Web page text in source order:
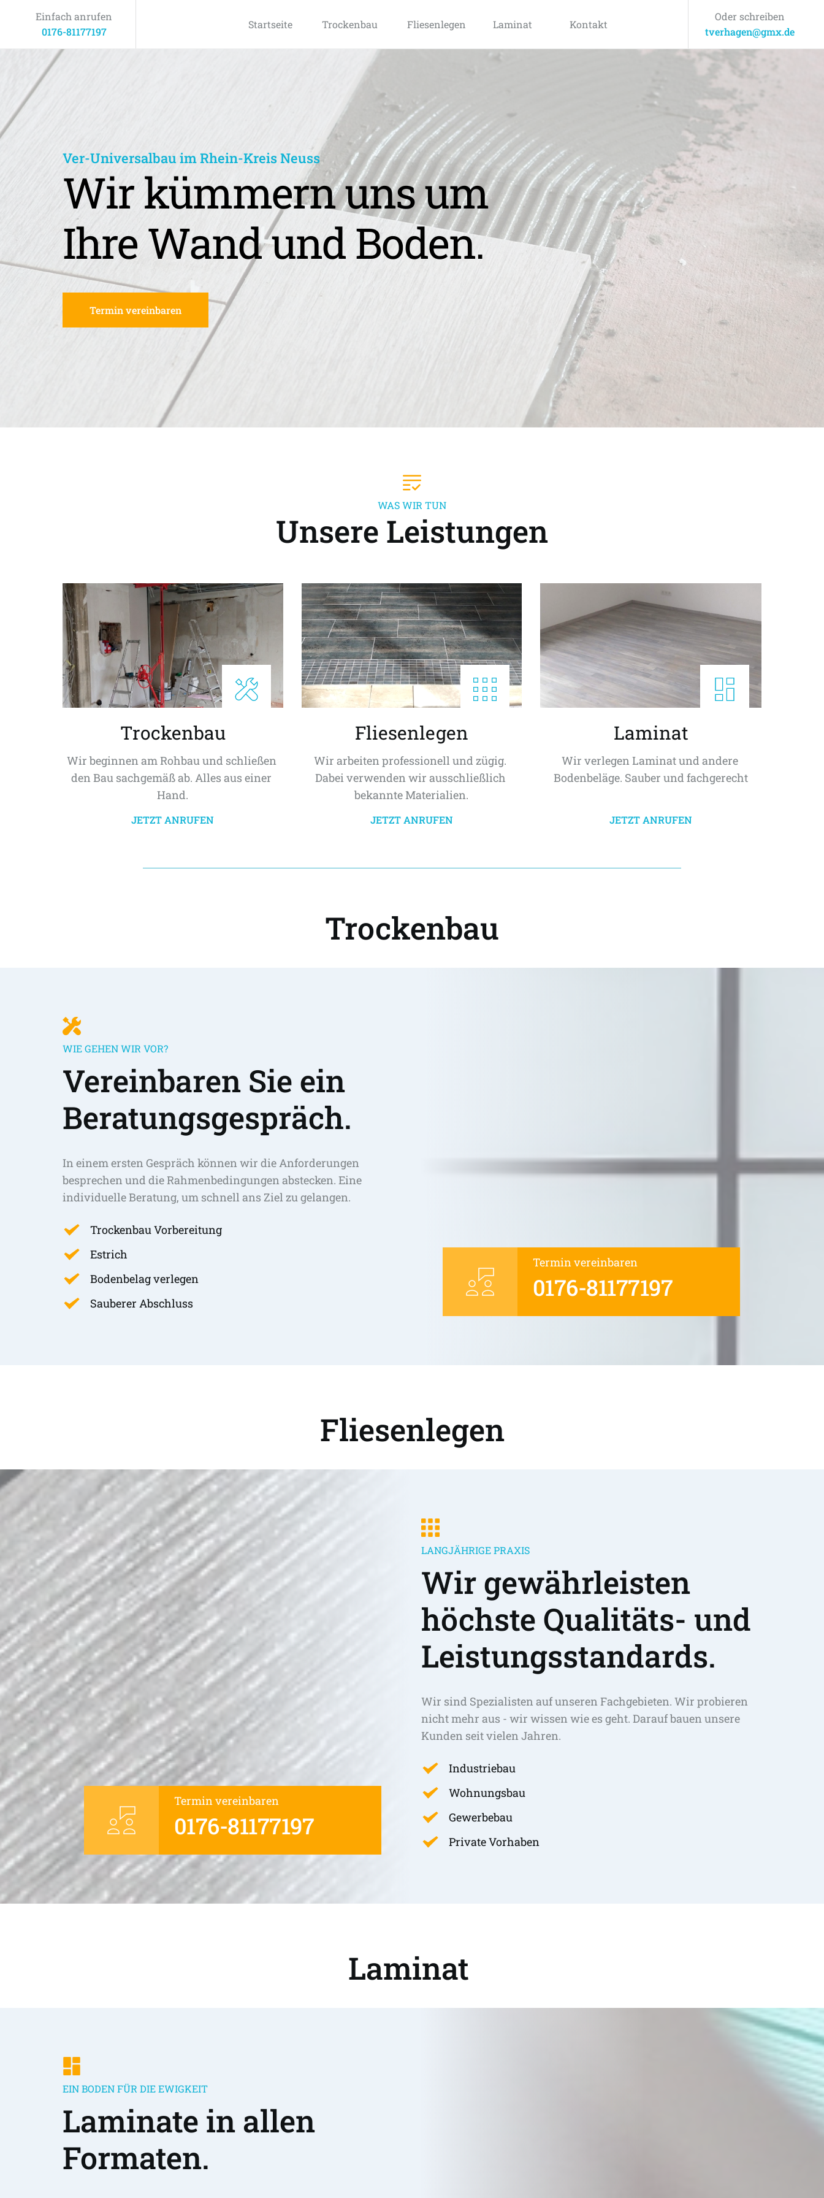
Einfach anrufen
0176-81177197
Startseite Trockenbau Fliesenlegen Laminat Kontakt
Oder schreiben
tverhagen@gmx.de
Ver-Universalbau im Rhein-Kreis Neuss
Wir kümmern uns um
Ihre Wand und Boden.
Termin vereinbaren
WAS WIR TUN
Unsere Leistungen
Trockenbau
Wir beginnen am Rohbau und schließen
den Bau sachgemäß ab. Alles aus einer
Hand.
JETZT ANRUFEN
Fliesenlegen
Wir arbeiten professionell und zügig.
Dabei verwenden wir ausschließlich
bekannte Materialien.
JETZT ANRUFEN
Laminat
Wir verlegen Laminat und andere
Bodenbeläge. Sauber und fachgerecht
JETZT ANRUFEN
Trockenbau
WIE GEHEN WIR VOR?
Vereinbaren Sie ein
Beratungsgespräch.
In einem ersten Gespräch können wir die Anforderungen
besprechen und die Rahmenbedingungen abstecken. Eine
individuelle Beratung, um schnell ans Ziel zu gelangen.
Trockenbau Vorbereitung
Estrich
Bodenbelag verlegen
Sauberer Abschluss
Termin vereinbaren
0176-81177197
Fliesenlegen
Termin vereinbaren
0176-81177197
LANGJÄHRIGE PRAXIS
Wir gewährleisten
höchste Qualitäts- und
Leistungsstandards.
Wir sind Spezialisten auf unseren Fachgebieten. Wir probieren
nicht mehr aus - wir wissen wie es geht. Darauf bauen unsere
Kunden seit vielen Jahren.
Industriebau
Wohnungsbau
Gewerbebau
Private Vorhaben
Laminat
EIN BODEN FÜR DIE EWIGKEIT
Laminate in allen
Formaten.